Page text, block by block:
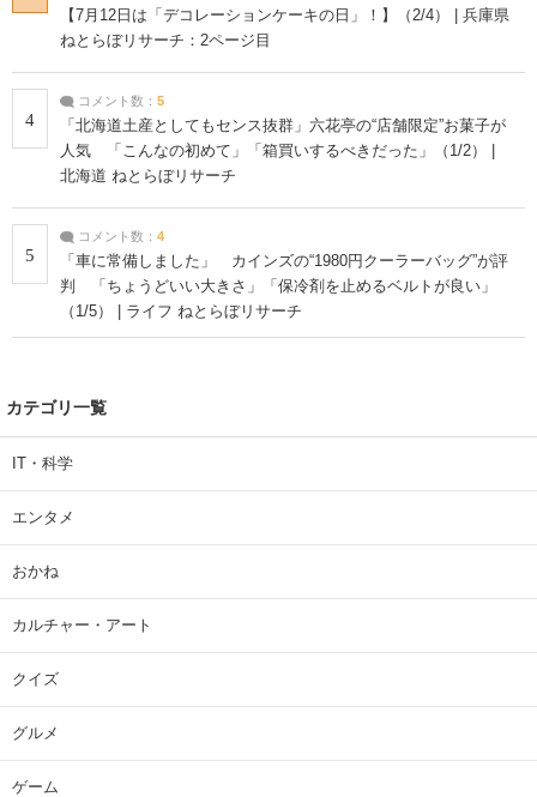
【7月12日は「デコレーションケーキの日」！】（2/4） | 兵庫県
ねとらぼリサーチ：2ページ目
4
コメント数： 5
「北海道土産としてもセンス抜群」六花亭の“店舗限定”お菓子が
人気 「こんなの初めて」「箱買いするべきだった」（1/2） |
北海道 ねとらぼリサーチ
5
コメント数： 4
「車に常備しました」 カインズの“1980円クーラーバッグ”が評
判 「ちょうどいい大きさ」「保冷剤を止めるベルトが良い」
（1/5） | ライフ ねとらぼリサーチ
カテゴリ一覧
IT・科学
エンタメ
おかね
カルチャー・アート
クイズ
グルメ
ゲーム